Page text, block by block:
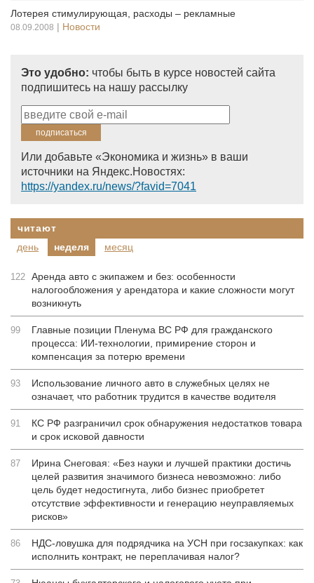
Лотерея стимулирующая, расходы – рекламные
08.09.2008 | Новости
Это удобно: чтобы быть в курсе новостей сайта
подпишитесь на нашу рассылку
Или добавьте «Экономика и жизнь» в ваши
источники на Яндекс.Новостях:
https://yandex.ru/news/?favid=7041
читают
день
неделя месяц
122 Аренда авто с экипажем и без: особенности
налогообложения у арендатора и какие сложности могут
возникнуть
99
Главные позиции Пленума ВС РФ для гражданского
процесса: ИИ-технологии, примирение сторон и
компенсация за потерю времени
93
Использование личного авто в служебных целях не
означает, что работник трудится в качестве водителя
91
КС РФ разграничил срок обнаружения недостатков товара
и срок исковой давности
87
Ирина Снеговая: «Без науки и лучшей практики достичь
целей развития значимого бизнеса невозможно: либо
цель будет недостигнута, либо бизнес приобретет
отсутствие эффективности и генерацию неуправляемых
рисков»
86
НДС-ловушка для подрядчика на УСН при госзакупках: как
исполнить контракт, не переплачивая налог?